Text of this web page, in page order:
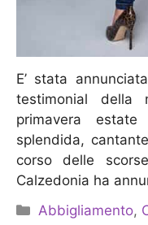
E’ stata
testimonial della
primavera
splendida,
corso delle
Calzedonia ha
Categorie
Abbigliamento,